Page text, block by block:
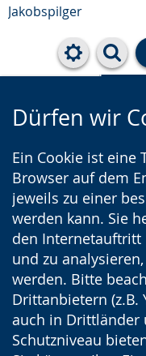
Jakobspilger
Dürfen wir
Ein Cookie ist eine
Browser auf dem
jeweils zu einer
werden kann. Sie
den
und zu
werden. Bitte
Drittanbietern (z.B.
auch in Drittländer
Schutzniveau